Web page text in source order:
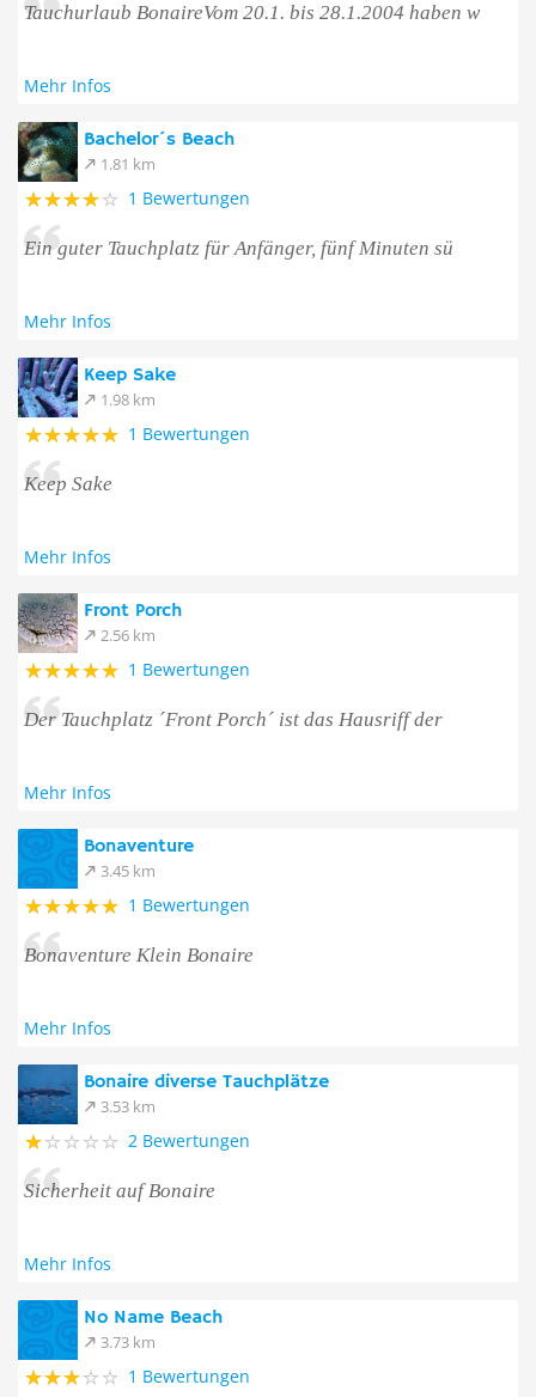
Tauchurlaub BonaireVom 20.1. bis 28.1.2004 haben w
Mehr Infos
Bachelor´s Beach
1.81 km
1 Bewertungen
Ein guter Tauchplatz für Anfänger, fünf Minuten sü
Mehr Infos
Keep Sake
1.98 km
1 Bewertungen
Keep Sake
Mehr Infos
Front Porch
2.56 km
1 Bewertungen
Der Tauchplatz ´Front Porch´ ist das Hausriff der
Mehr Infos
Bonaventure
3.45 km
1 Bewertungen
Bonaventure Klein Bonaire
Mehr Infos
Bonaire diverse Tauchplätze
3.53 km
2 Bewertungen
Sicherheit auf Bonaire
Mehr Infos
No Name Beach
3.73 km
1 Bewertungen